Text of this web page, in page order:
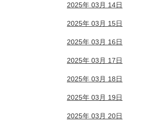
2025年 03月 14日
2025年 03月 15日
2025年 03月 16日
2025年 03月 17日
2025年 03月 18日
2025年 03月 19日
2025年 03月 20日